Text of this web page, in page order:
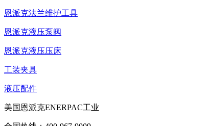
恩派克法兰维护工具
恩派克液压泵阀
恩派克液压压床
工装夹具
液压配件
美国恩派克ENERPAC工业